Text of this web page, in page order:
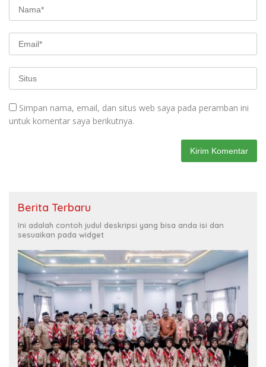
Simpan nama, email, dan situs web saya pada peramban ini
untuk komentar saya berikutnya.
Berita Terbaru
Ini adalah contoh judul deskripsi yang bisa anda isi dan
sesuaikan pada widget